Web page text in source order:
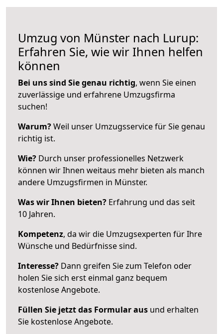
Umzug von Münster nach Lurup:
Erfahren Sie, wie wir Ihnen helfen
können
Bei uns sind Sie genau richtig, wenn Sie einen
zuverlässige und erfahrene Umzugsfirma
suchen!
Warum?Weil unser Umzugsservice für Sie genau
richtig ist.
Wie? Durch unser professionelles Netzwerk
können wir Ihnen weitaus mehr bieten als manch
andere Umzugsfirmen in Münster.
Was wir Ihnen bieten? Erfahrung und das seit
10 Jahren.
Kompetenz, da wir die Umzugsexperten für Ihre
Wünsche und Bedürfnisse sind.
Interesse? Dann greifen Sie zum Telefon oder
holen Sie sich erst einmal ganz bequem
kostenlose Angebote.
Füllen Sie jetzt das Formular aus und erhalten
Sie kostenlose Angebote.